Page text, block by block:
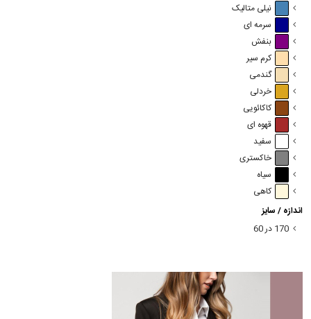
نیلی متالیک
سرمه ای
بنفش
کرم سیر
گندمی
خردلی
کاکائویی
قهوه ای
سفید
خاکستری
سیاه
کاهی
اندازه / سایز
170 در 60